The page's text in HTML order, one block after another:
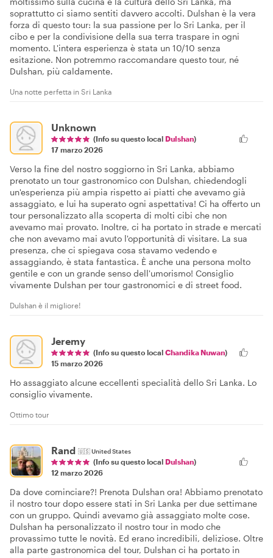
soprattutto ci siamo sentiti davvero accolti. Dulshan è la vera
forza di questo tour: la sua passione per lo Sri Lanka, per il
cibo e per la condivisione della sua terra traspare in ogni
momento. L'intera esperienza è stata un 10/10 senza
esitazione. Non potremmo raccomandare questo tour, né
Dulshan, più caldamente.
Una notte perfetta in Sri Lanka
Unknown
(Info su questo local Dulshan)
17 marzo 2026
Verso la fine del nostro soggiorno in Sri Lanka, abbiamo
prenotato un tour gastronomico con Dulshan, chiedendogli
un'esperienza più ampia rispetto ai piatti che avevamo già
assaggiato, e lui ha superato ogni aspettativa! Ci ha offerto un
tour personalizzato alla scoperta di molti cibi che non
avevamo mai provato. Inoltre, ci ha portato in strade e mercati
che non avevamo mai avuto l'opportunità di visitare. La sua
presenza, che ci spiegava cosa stavamo vedendo e
assaggiando, è stata fantastica. È anche una persona molto
gentile e con un grande senso dell'umorismo! Consiglio
vivamente Dulshan per tour gastronomici e di street food.
Dulshan è il migliore!
Jeremy
(Info su questo local Chandika Nuwan)
15 marzo 2026
Ho assaggiato alcune eccellenti specialità dello Sri Lanka. Lo
consiglio vivamente.
Ottimo tour
Rand 🇺🇸United States
(Info su questo local Dulshan)
12 marzo 2026
Da dove cominciare?! Prenota Dulshan ora! Abbiamo prenotato
il nostro tour dopo essere stati in Sri Lanka per due settimane
con un gruppo. Quindi avevamo già assaggiato molte cose.
Dulshan ha personalizzato il nostro tour in modo che
provassimo tutte le novità. Ed erano incredibili, deliziose. Oltre
alla parte gastronomica del tour, Dulshan ci ha portato in